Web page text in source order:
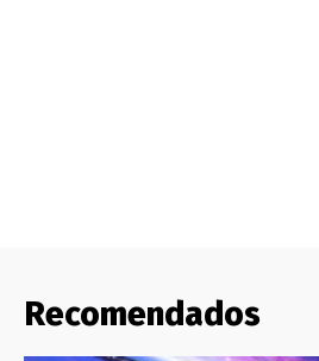
Recomendados